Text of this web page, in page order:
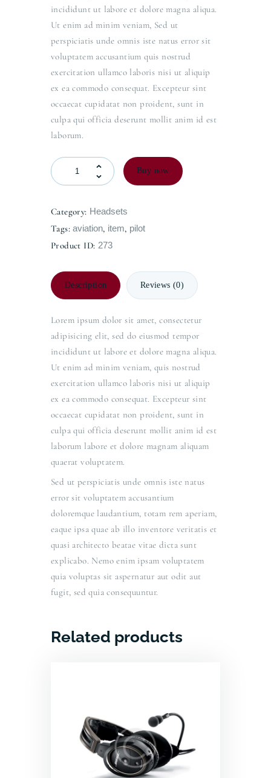
incididunt ut labore et dolore magna aliqua.
Ut enim ad minim veniam, Sed ut
perspiciatis unde omnis iste natus error sit
voluptatem accusantium quis nostrud
exercitation ullamco laboris nisi ut aliquip
ex ea commodo consequat. Excepteur sint
occaecat cupidatat non proident, sunt in
culpa qui officia deserunt mollit anim id est
laborum.
Buy now
Category: Headsets
Tags:aviation, item, pilot
Product ID: 273
Description Reviews (0)
Lorem ipsum dolor sit amet, consectetur
adipisicing elit, sed do eiusmod tempor
incididunt ut labore et dolore magna aliqua.
Ut enim ad minim veniam, quis nostrud
exercitation ullamco laboris nisi ut aliquip
ex ea commodo consequat. Excepteur sint
occaecat cupidatat non proident, sunt in
culpa qui officia deserunt mollit anim id est
laborum labore et dolore magnam aliquam
quaerat voluptatem.
Sed ut perspiciatis unde omnis iste natus
error sit voluptatem accusantium
doloremque laudantium, totam rem aperiam,
eaque ipsa quae ab illo inventore veritatis et
quasi architecto beatae vitae dicta sunt
explicabo. Nemo enim ipsam voluptatem
quia voluptas sit aspernatur aut odit aut
fugit, sed quia consequuntur.
Related products